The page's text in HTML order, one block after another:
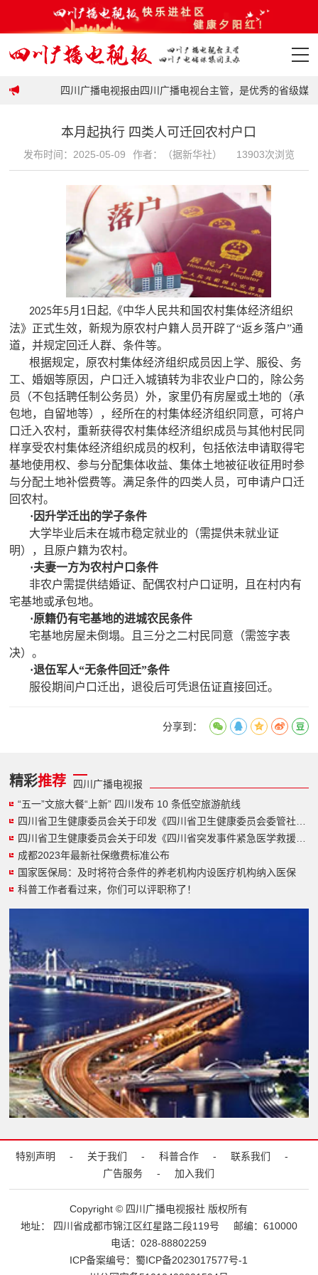
政策
报纸
理事
民生
特别声明
关于我们
科普合作
联系我们
广告服务
加入我们
四川广播电视报由四川广播电视台主管，是优秀的省级媒
本月起执行 四类人可迁回农村户口
发布时间：2025-05-09 作者：（据新华社） 13903次浏览
2025年5月 1 日起, 《中华人民共和国农村集体经济组织
法》正式生效，新规为原农村户籍人员开辟了“返乡落户”通
道，并规定回迁人群、条件等。
根据规定，原农村集体经济组织成员因上学、服役、务
工、婚姻等原因，户口迁入城镇转为非农业户口的，除公务
员（不包括聘任制公务员）外，家里仍有房屋或土地的（承
包地，自留地等），经所在的村集体经济组织同意，可将户
口迁入农村，重新获得农村集体经济组织成员与其他村民同
样享受农村集体经济组织成员的权利，包括依法申请取得宅
基地使用权、参与分配集体收益、集体土地被征收征用时参
与分配土地补偿费等。满足条件的四类人员，可申请户口迁
回农村。
·因升学迁出的学子条件
大学毕业后未在城市稳定就业的（需提供未就业证
明），且原户籍为农村。
·夫妻一方为农村户口条件
非农户需提供结婚证、配偶农村户口证明，且在村内有
宅基地或承包地。
·原籍仍有宅基地的进城农民条件
宅基地房屋未倒塌。且三分之二村民同意（需签字表
决）。
·退伍军人“无条件回迁”条件
服役期间户口迁出，退役后可凭退伍证直接回迁。
分享到：
精彩推荐
四川广播电视报
“五一”文旅大餐“上新” 四川发布 10 条低空旅游航线
成都2023年最新社保缴费标准公布
国家医保局：及时将符合条件的养老机构内设医疗机构纳入医保
科普工作者看过来，你们可以评职称了！
特别声明 - 关于我们 - 科普合作 - 联系我们
-
广告服务
- 加入我们
Copyright © 四川广播电视报社 版权所有
地址： 四川省成都市锦江区红星路二段119号
邮编：610000
电话：028-88802259
ICP备案编号： 蜀ICP备2023017577号-1